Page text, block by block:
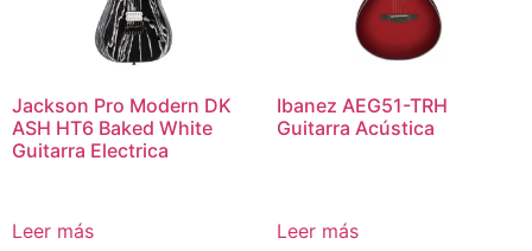
Jackson Pro Modern DK
ASH HT6 Baked White
Guitarra Electrica
Leer más
Ibanez AEG51-TRH
Guitarra Acústica
Leer más